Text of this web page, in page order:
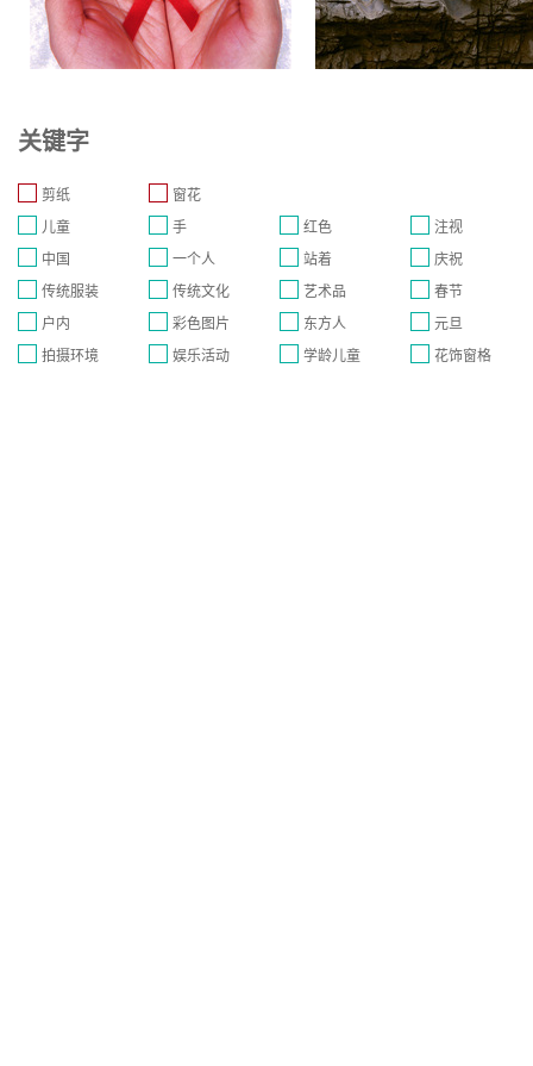
关键字
剪纸
窗花
儿童
手 红色
注视
中国
一个人 站着
庆祝
传统服装
传统文化 艺术品
春节
户内
彩色图片 东方人
元旦
拍摄环境
娱乐活动 学龄儿童 花饰窗格